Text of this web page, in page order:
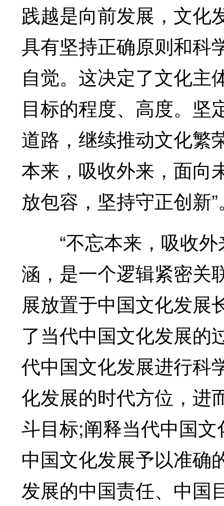
践越是向前发展，文化
具有坚持正确原则和科
自觉。这决定了文化主
目标的程度、高度。坚
道路，继续推动文化繁
本来，吸收外来，面向
放包容，坚持守正创新”
“不忘本来，吸收外
涵，是一个逻辑紧密关
展放置于中国文化发展
了当代中国文化发展的
代中国文化发展进行科
化发展的时代方位，进
斗目标;阐释当代中国
中国文化发展予以准确
发展的中国责任、中国